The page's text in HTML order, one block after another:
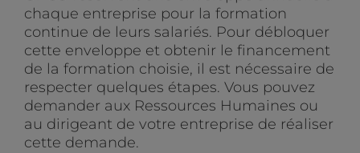
chaque entreprise pour la formation
continue de leurs salariés. Pour débloquer
cette enveloppe et obtenir le financement
de la formation choisie, il est nécessaire de
respecter quelques étapes. Vous pouvez
demander aux Ressources Humaines ou
au dirigeant de votre entreprise de réaliser
cette demande.